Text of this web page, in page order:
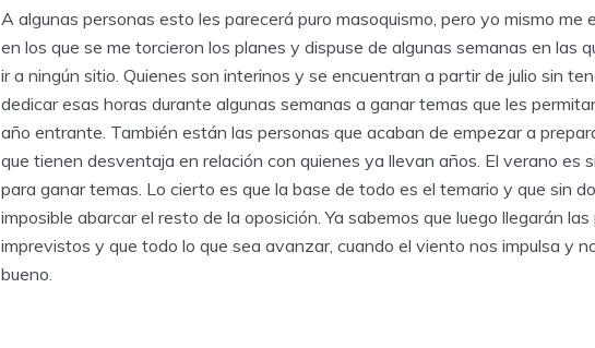
A algunas personas esto les parecerá puro masoquismo, pero yo mismo me
en los que se me torcieron los planes y dispuse de algunas semanas en las
ir a ningún sitio. Quienes son interinos y se encuentran a partir de julio sin
dedicar esas horas durante algunas semanas a ganar temas que les
año entrante. También están las personas que acaban de empezar a
que tienen desventaja en relación con quienes ya llevan años. El verano es
para ganar temas. Lo cierto es que la base de todo es el temario y que sin
imposible abarcar el resto de la oposición. Ya sabemos que luego llegarán
imprevistos y que todo lo que sea avanzar, cuando el viento nos impulsa y
bueno.